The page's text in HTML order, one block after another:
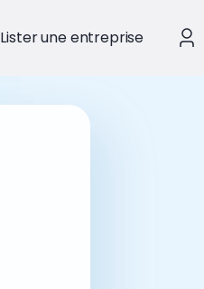
Lister une entreprise